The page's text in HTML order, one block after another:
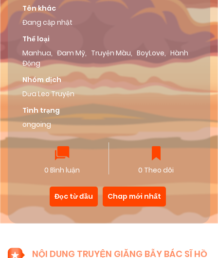
Tên khác
Đang cập nhật
Thể loại
Manhua, Đam Mỹ, Truyện Màu, BoyLove, Hành
Động
Nhóm dịch
Dưa Leo Truyện
Tình trạng
ongoing
0 Bình luận 0 Theo dõi
Đọc từ đầu Chap mới nhất
NỘI DUNG TRUYỆN GIĂNG BẪY BÁC SĨ HỒ